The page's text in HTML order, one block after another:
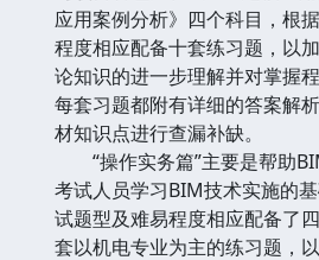
应用案例分析》四个科目，根
程度相应配备十套练习题，以
论知识的进一步理解并对掌握
每套习题都附有详细的答案解
材知识点进行查漏补缺。
“操作实务篇”主要是帮助
考试人员学习BIM技术实施的
试题型及难易程度相应配备了
套以机电专业为主的练习题，